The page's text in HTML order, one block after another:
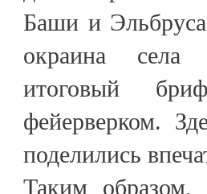
Баши и
окраина села
итоговый
фейерверком.
поделились
Таким образом,